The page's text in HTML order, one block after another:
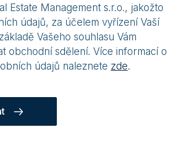
Estate Management s.r.o., jakožto
údajů, za účelem vyřízení Vaší
Vašeho souhlasu Vám
obchodní sdělení. Více informací o
údajů naleznete zde.